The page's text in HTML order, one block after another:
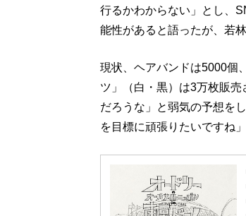
行るかわからない」とし、
能性があると語ったが、若
現状、ヘアバンドは5000個
ツ」（白・黒）は3万枚販
だろうな」と弱気の予想を
を目標に頑張りたいですね